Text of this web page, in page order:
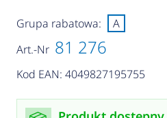
Art.-Nr 81 276
Kod EAN: 4049827195755
Grupa rabatowa: A